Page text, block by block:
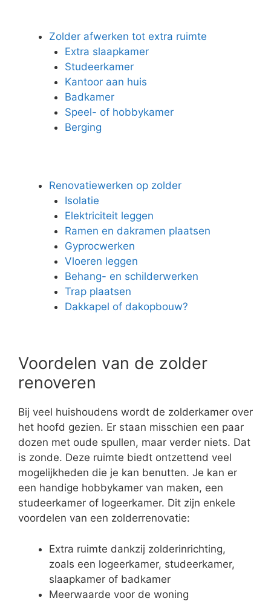
Zolder afwerken tot extra ruimte
Extra slaapkamer
Studeerkamer
Kantoor aan huis
Badkamer
Speel- of hobbykamer
Berging
Renovatiewerken op zolder
Isolatie
Elektriciteit leggen
Ramen en dakramen plaatsen
Gyprocwerken
Vloeren leggen
Behang- en schilderwerken
Trap plaatsen
Dakkapel of dakopbouw?
Voordelen van de zolder
renoveren
Bij veel huishoudens wordt de zolderkamer over
het hoofd gezien. Er staan misschien een paar
dozen met oude spullen, maar verder niets. Dat
is zonde. Deze ruimte biedt ontzettend veel
mogelijkheden die je kan benutten. Je kan er
een handige hobbykamer van maken, een
studeerkamer of logeerkamer. Dit zijn enkele
voordelen van een zolderrenovatie:
Extra ruimte dankzij zolderinrichting,
zoals een logeerkamer, studeerkamer,
slaapkamer of badkamer
Meerwaarde voor de woning